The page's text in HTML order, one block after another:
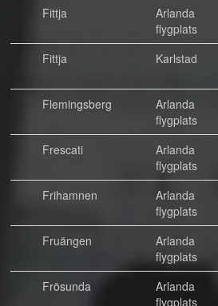
Fittja
Arlanda
flygplats
Fittja
Karlstad
Flemingsberg
Arlanda
flygplats
Frescati
Arlanda
flygplats
Frihamnen
Arlanda
flygplats
Fruängen
Arlanda
flygplats
Frösunda
Arlanda
flygplats